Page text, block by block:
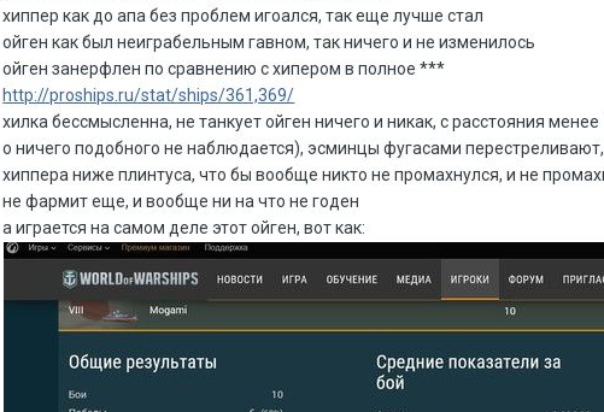
хиппер как до апа без проблем игоался, так еще лучше стал
ойген как был неиграбельным гавном, так ничего и не изменилось
ойген занерфлен по сравнению с хипером в полное ***
http://proships.ru/stat/ships/361,369/
хилка бессмысленна, не танкует ойген ничего и никак, с расстояния
о ничего подобного не наблюдается), эсминцы фугасами
хиппера ниже плинтуса, что бы вообще никто не промахнулся, и не
не фармит еще, и вообще ни на что не годен
а играется на самом деле этот ойген, вот как: